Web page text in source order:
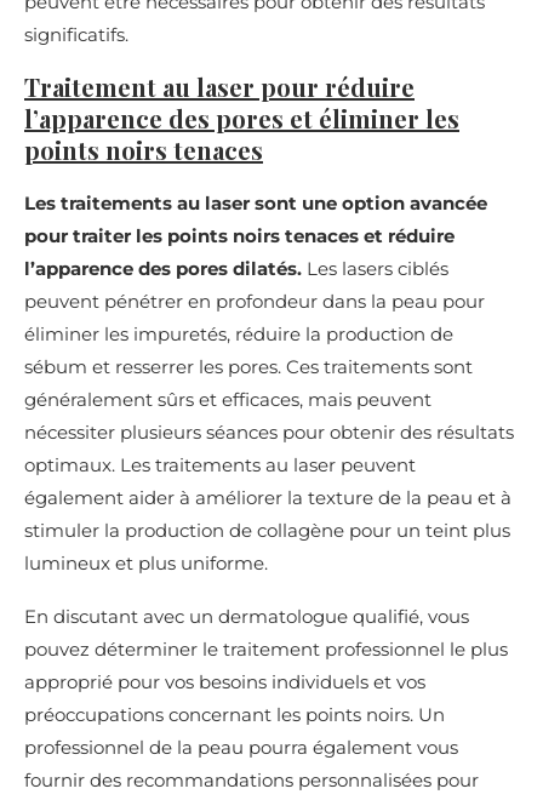
significatifs.
Traitement au laser pour réduire
l’apparence des pores et éliminer les
points noirs tenaces
Les traitements au laser sont une option avancée
pour traiter les points noirs tenaces et réduire
l’apparence des pores dilatés. Les lasers ciblés
peuvent pénétrer en profondeur dans la peau pour
éliminer les impuretés, réduire la production de
sébum et resserrer les pores. Ces traitements sont
généralement sûrs et efficaces, mais peuvent
nécessiter plusieurs séances pour obtenir des résultats
optimaux. Les traitements au laser peuvent
également aider à améliorer la texture de la peau et à
stimuler la production de collagène pour un teint plus
lumineux et plus uniforme.
En discutant avec un dermatologue qualifié, vous
pouvez déterminer le traitement professionnel le plus
approprié pour vos besoins individuels et vos
préoccupations concernant les points noirs. Un
professionnel de la peau pourra également vous
fournir des recommandations personnalisées pour